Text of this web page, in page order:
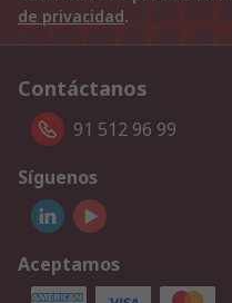
de privacidad.
Contáctanos
91 512 96 99
Síguenos
Aceptamos